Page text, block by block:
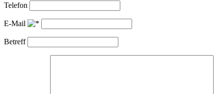
Telefon
E-Mail
Betreff